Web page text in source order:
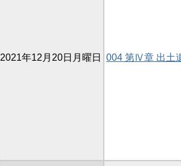
2021年12月20日月曜日 004 第Ⅳ章 出土